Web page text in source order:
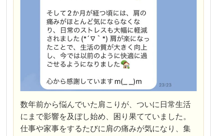
数年前から悩んでいた肩こりが、ついに日常生活
にまで影響を及ぼし始め、困り果てていました。
仕事や家事をするたびに肩の痛みが気になり、集